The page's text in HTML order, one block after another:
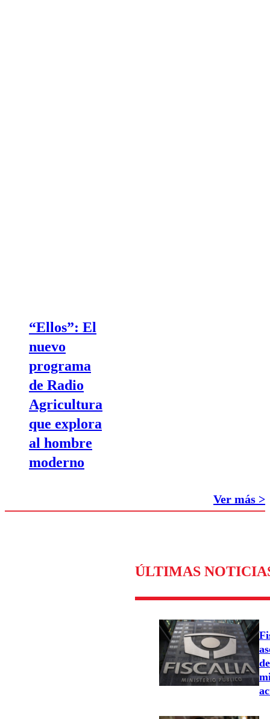
“Ellos”: El
nuevo
programa
de Radio
Agricultura
que explora
al hombre
moderno
Ver más >
ÚLTIMAS